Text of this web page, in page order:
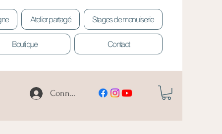
Atelier partagé Stages de menuiserie
Boutique Contact
Connexion